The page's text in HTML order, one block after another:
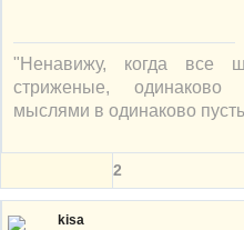
"Ненавижу, когда все
стриженые,
мыслями в одинаково
2
kisa